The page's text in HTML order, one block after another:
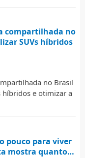
compartilhada no
SUVs híbridos
no Brasil
híbridos e otimizar a
pouco para viver
mostra quanto